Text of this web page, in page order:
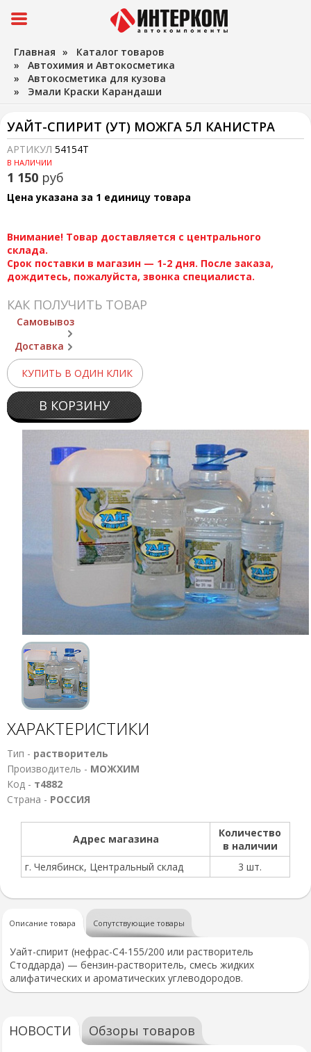
Главная » Каталог товаров
» Автохимия и Автокосметика
» Автокосметика для кузова
» Эмали Краски Карандаши
УАЙТ-СПИРИТ (УТ) МОЖГА 5Л КАНИСТРА
АРТИКУЛ 54154T
В НАЛИЧИИ
1 150 руб
Цена указана за 1 единицу товара
Внимание! Товар доставляется с центрального
склада.
Срок поставки в магазин — 1-2 дня. После заказа,
дождитесь, пожалуйста, звонка специалиста.
КАК ПОЛУЧИТЬ ТОВАР
Самовывоз
Доставка
КУПИТЬ В ОДИН КЛИК
В КОРЗИНУ
ХАРАКТЕРИСТИКИ
Тип - растворитель
Производитель - МОЖХИМ
Код - т4882
Страна - РОССИЯ
Адрес магазина
Количество
в наличии
г. Челябинск, Центральный склад
3 шт.
Описание товара Сопутствующие товары
Уайт-спирит (нефрас-С4-155/200 или растворитель
Стоддарда) — бензин-растворитель, смесь жидких
алифатических и ароматических углеводородов.
НОВОСТИ Обзоры товаров